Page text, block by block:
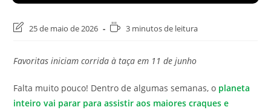
Última
post:
25 de maio de 2026
Tempo3 minutos de leitura
Favoritas iniciam corrida à taça em 11 de junho
Falta muito pouco! Dentro de algumas semanas, o planeta
inteiro vai parar para assistir aos maiores craques e